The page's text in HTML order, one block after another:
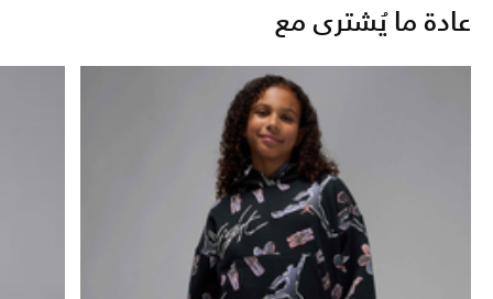
عادة ما يُشترى مع